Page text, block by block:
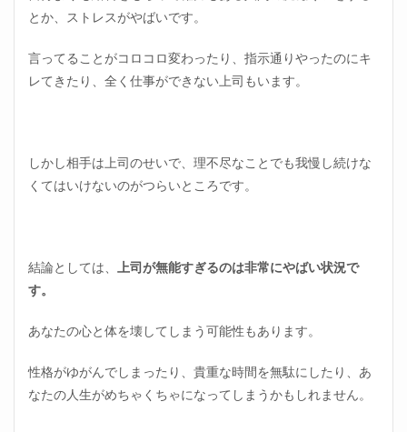
とか、ストレスがやばいです。
言ってることがコロコロ変わったり、指示通りやったのにキ
レてきたり、全く仕事ができない上司もいます。
しかし相手は上司のせいで、理不尽なことでも我慢し続けな
くてはいけないのがつらいところです。
結論としては、
上司が無能すぎるのは非常にやばい状況で
す。
あなたの心と体を壊してしまう可能性もあります。
性格がゆがんでしまったり、貴重な時間を無駄にしたり、あ
なたの人生がめちゃくちゃになってしまうかもしれません。